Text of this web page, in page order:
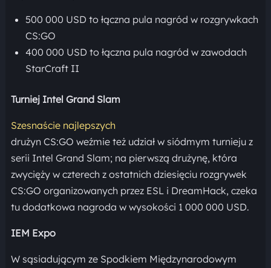
500 000 USD to łączna pula nagród w rozgrywkach
CS:GO
400 000 USD to łączna pula nagród w zawodach
StarCraft II
Turniej Intel Grand Slam
Szesnaście najlepszych
drużyn CS:GO weźmie też udział w siódmym turnieju z
serii Intel Grand Slam; na pierwszą drużynę, która
zwycięży w czterech z ostatnich dziesięciu rozgrywek
CS:GO organizowanych przez ESL i DreamHack, czeka
tu dodatkowa nagroda w wysokości 1 000 000 USD.
IEM Expo
W sąsiadującym ze Spodkiem Międzynarodowym